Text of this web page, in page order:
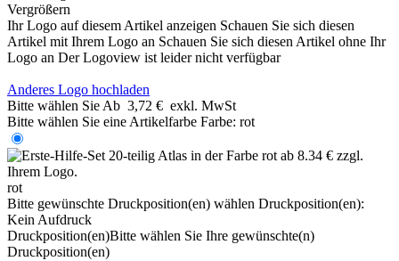
Vergrößern
Ihr Logo auf diesem Artikel anzeigen Schauen Sie sich diesen
Artikel mit Ihrem Logo an Schauen Sie sich diesen Artikel ohne Ihr
Logo an Der Logoview ist leider nicht verfügbar
Anderes Logo hochladen
Bitte wählen Sie Ab 3,72 € exkl. MwSt
Bitte wählen Sie eine Artikelfarbe Farbe: rot
rot
Bitte gewünschte Druckposition(en) wählen Druckposition(en):
Kein Aufdruck
Druckposition(en)Bitte wählen Sie Ihre gewünschte(n)
Druckposition(en)